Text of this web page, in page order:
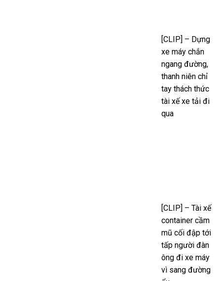
[CLIP] – Dựng
xe máy chắn
ngang đường,
thanh niên chỉ
tay thách thức
tài xế xe tải đi
qua
[CLIP] – Tài xế
container cầm
mũ cối đập tới
tấp người đàn
ông đi xe máy
vì sang đường